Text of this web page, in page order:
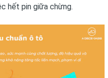
hết pin giữa chừng.